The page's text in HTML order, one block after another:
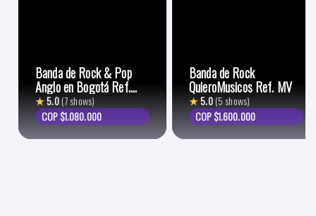
Banda de Rock & Pop
Anglo en Bogotá Ref.
Mon
★5.0(7 shows)
COP $1.080.000
Banda de Rock
QuieroMusicos Ref. MV
★5.0(5 shows)
COP $1.600.000